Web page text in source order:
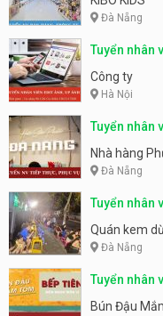
Đà Nẵng
Tuyển nhân
Công ty
Hà Nội
Tuyển nhân
Nhà hàng
Đà Nẵng
Tuyển nhân
Quán kem
Đà Nẵng
Tuyển nhân
Tiên
Bún Đậu